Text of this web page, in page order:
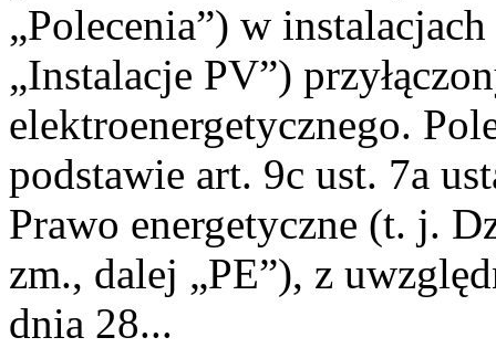
„Polecenia”) w
„Instalacje PV”)
elektroenergetycznego.
podstawie art. 9c ust. 7a
Prawo energetyczne (t. j.
zm., dalej „PE”), z
dnia 28...